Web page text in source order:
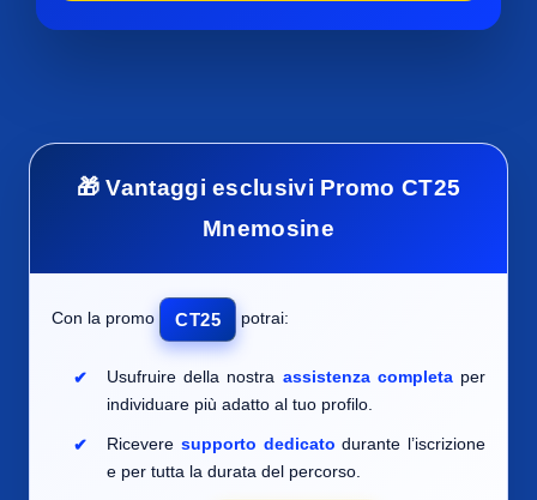
🎁 Vantaggi esclusivi Promo CT25
Mnemosine
Con la promo CT25 potrai:
Usufruire della nostra assistenza completaper
individuare più adatto al tuo profilo.
Ricevere supporto dedicato durante l’iscrizione
e per tutta la durata del percorso.